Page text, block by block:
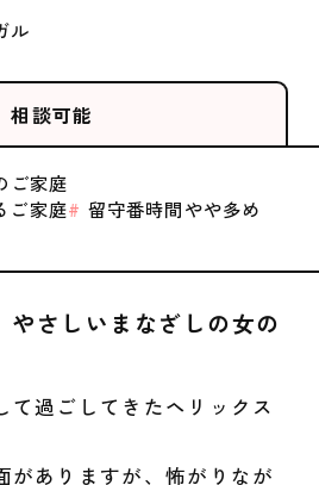
ル
相談可能
ご家庭
ご家庭
留守番時間やや多め
やさしいまなざしの女の
て過ごしてきたヘリックス
がありますが、怖がりなが